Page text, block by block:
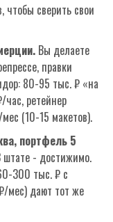
чтобы сверить свои
Вы делаете
правки
80-95 тыс. ₽ «на
ретейнер
(10-15 макетов).
портфель 5
- достижимо.
300 тыс. ₽ с
мес) дают тот же